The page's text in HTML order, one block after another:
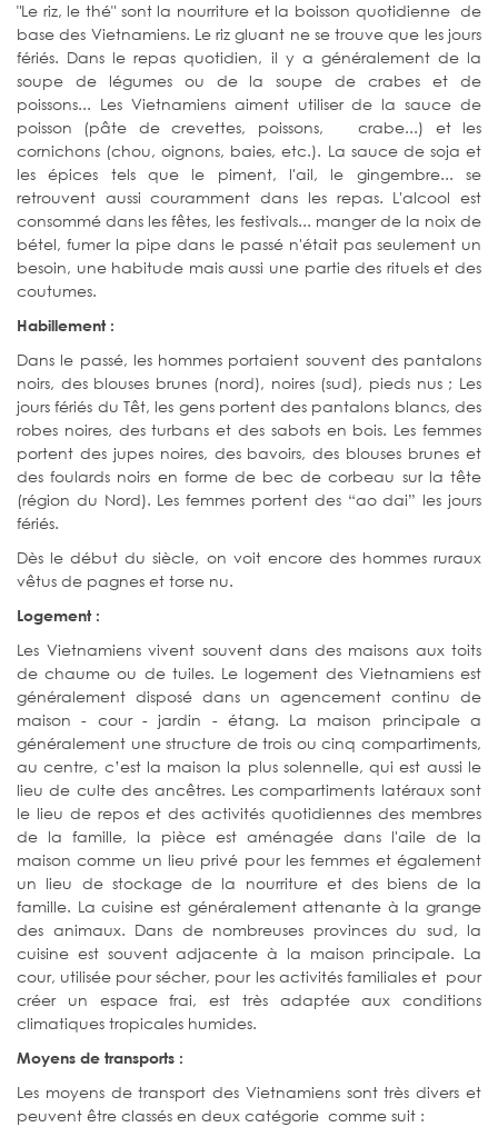
"Le riz, le thé" sont la nourriture et la boisson quotidienne de
base des Vietnamiens. Le riz gluant ne se trouve que les jours
fériés. Dans le repas quotidien, il y a généralement de la
soupe de légumes ou de la soupe de crabes et de
poissons... Les Vietnamiens aiment utiliser de la sauce de
poisson (pâte de crevettes, poissons, crabe...) et les
cornichons (chou, oignons, baies, etc.). La sauce de soja et
les épices tels que le piment, l'ail, le gingembre... se
retrouvent aussi couramment dans les repas. L'alcool est
consommé dans les fêtes, les festivals... manger de la noix de
bétel, fumer la pipe dans le passé n'était pas seulement un
besoin, une habitude mais aussi une partie des rituels et des
coutumes.
Habillement :
Dans le passé, les hommes portaient souvent des pantalons
noirs, des blouses brunes (nord), noires (sud), pieds nus ; Les
jours fériés du Têt, les gens portent des pantalons blancs, des
robes noires, des turbans et des sabots en bois. Les femmes
portent des jupes noires, des bavoirs, des blouses brunes et
des foulards noirs en forme de bec de corbeau sur la tête
(région du Nord). Les femmes portent des “ao dai” les jours
fériés.
Dès le début du siècle, on voit encore des hommes ruraux
vêtus de pagnes et torse nu.
Logement :
Les Vietnamiens vivent souvent dans des maisons aux toits
de chaume ou de tuiles. Le logement des Vietnamiens est
généralement disposé dans un agencement continu de
maison - cour - jardin - étang. La maison principale a
généralement une structure de trois ou cinq compartiments,
au centre, c’est la maison la plus solennelle, qui est aussi le
lieu de culte des ancêtres. Les compartiments latéraux sont
le lieu de repos et des activités quotidiennes des membres
de la famille, la pièce est aménagée dans l'aile de la
maison comme un lieu privé pour les femmes et également
un lieu de stockage de la nourriture et des biens de la
famille. La cuisine est généralement attenante à la grange
des animaux. Dans de nombreuses provinces du sud, la
cuisine est souvent adjacente à la maison principale. La
cour, utilisée pour sécher, pour les activités familiales et pour
créer un espace frai, est très adaptée aux conditions
climatiques tropicales humides.
Moyens de transports :
Les moyens de transport des Vietnamiens sont très divers et
peuvent être classés en deux catégorie comme suit :